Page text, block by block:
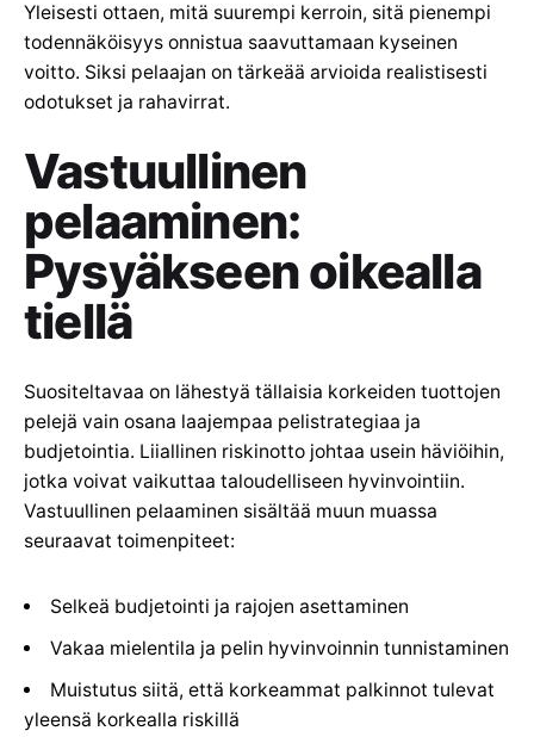
Yleisesti ottaen, mitä suurempi kerroin, sitä pienempi
todennäköisyys onnistua saavuttamaan kyseinen
voitto. Siksi pelaajan on tärkeää arvioida realistisesti
odotukset ja rahavirrat.
Vastuullinen
pelaaminen:
Pysyäkseen oikealla
tiellä
Suositeltavaa on lähestyä tällaisia korkeiden tuottojen
pelejä vain osana laajempaa pelistrategiaa ja
budjetointia. Liiallinen riskinotto johtaa usein häviöihin,
jotka voivat vaikuttaa taloudelliseen hyvinvointiin.
Vastuullinen pelaaminen sisältää muun muassa
seuraavat toimenpiteet:
Selkeä budjetointi ja rajojen asettaminen
Vakaa mielentila ja pelin hyvinvoinnin tunnistaminen
Muistutus siitä, että korkeammat palkinnot tulevat
yleensä korkealla riskillä